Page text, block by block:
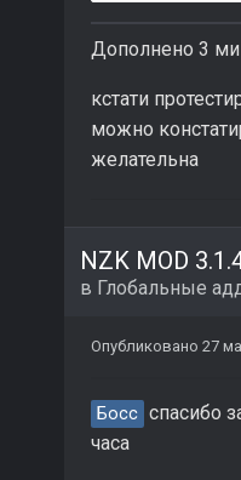
Дополнено 3
кстати
можно
желательна
в Глобальные
Опубликовано 27
Босс спасибо
часа